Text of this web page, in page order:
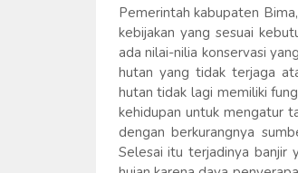
Pemerintah kabupaten
kebijakan yang sesuai
ada nilai-nilia konservasi
hutan yang tidak terjaga
hutan tidak lagi memiliki
kehidupan untuk mengatur
dengan berkurangnya
Selesai itu terjadinya banjir